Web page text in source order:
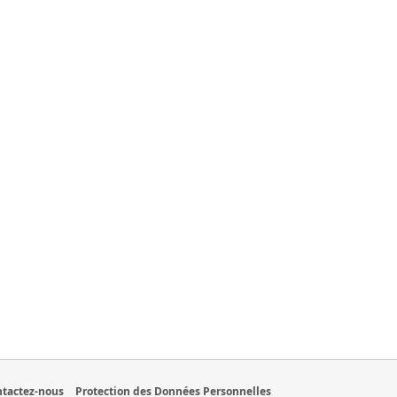
nous Protection des Données Personnelles